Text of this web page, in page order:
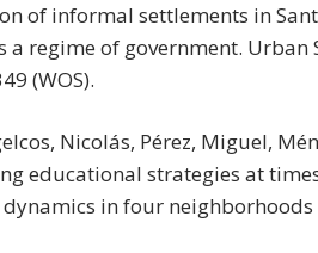
of informal settlements in
a regime of government. Urban
(WOS).
Nicolás, Pérez, Miguel,
educational strategies at
in four neighborhoods